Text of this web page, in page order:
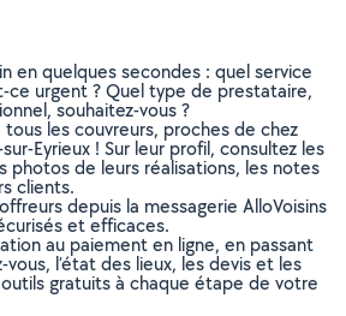
en quelques secondes : quel service
ce urgent ? Quel type de prestataire,
souhaitez-vous ?
les couvreurs, proches de chez
Eyrieux ! Sur leur profil, consultez les
photos de leurs réalisations, les notes
clients.
depuis la messagerie AlloVoisins
et efficaces.
au paiement en ligne, en passant
l’état des lieux, les devis et les
gratuits à chaque étape de votre